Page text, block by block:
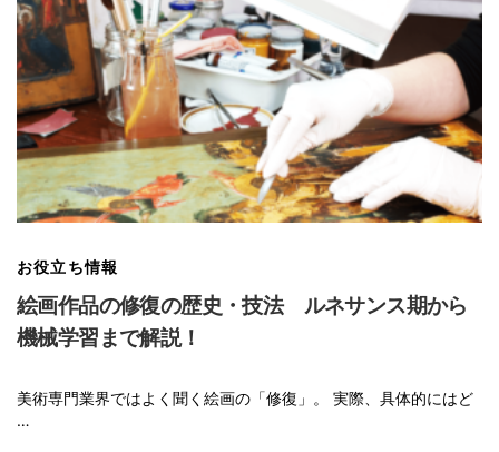
お役立ち情報
絵画作品の修復の歴史・技法 ルネサンス期から
機械学習まで解説！
美術専門業界ではよく聞く絵画の「修復」。 実際、具体的にはど
…